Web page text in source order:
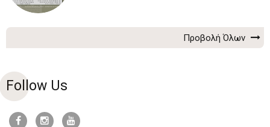
Προβολή Όλων
Follow Us